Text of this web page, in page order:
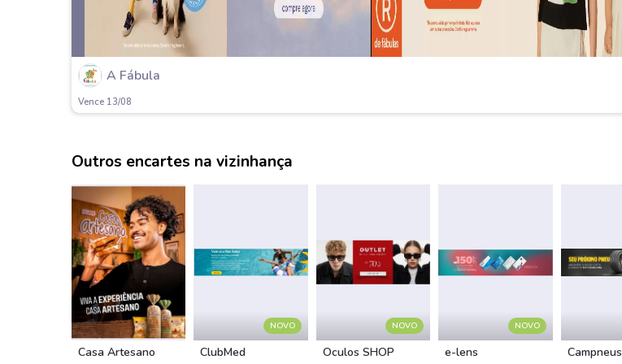
A Fábula
Vence 13/08
Outros encartes na vizinhança
Casa Artesano
NOVO
ClubMed
NOVO
Óculos SHOP
NOVO
e-lens Campneus